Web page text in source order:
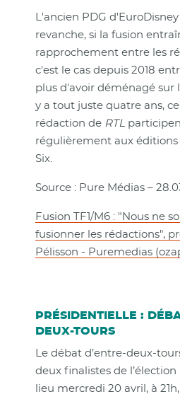
L'ancien PDG
revanche, si la fusion
rapprochement entre les
c'est le cas depuis 2018
plus d'avoir déménagé sur
y a tout juste quatre ans,
rédaction de RTL
régulièrement aux
Six.
Source : Pure Médias –
Fusion TF1/M6 : "Nous ne
fusionner les rédactions",
Pélisson - Puremedias
PRÉSIDENTIELLE :
DEUX-TOURS
Le débat d’entre-deux-
deux finalistes de
lieu mercredi 20 avril, à